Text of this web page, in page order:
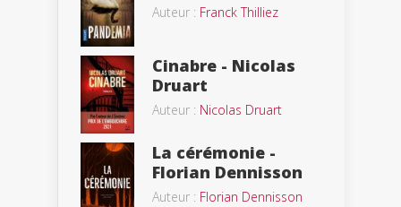
Auteur : Franck Thilliez
Cinabre - Nicolas
Druart
Auteur : Nicolas Druart
La cérémonie -
Florian Dennisson
Auteur : Florian Dennisson